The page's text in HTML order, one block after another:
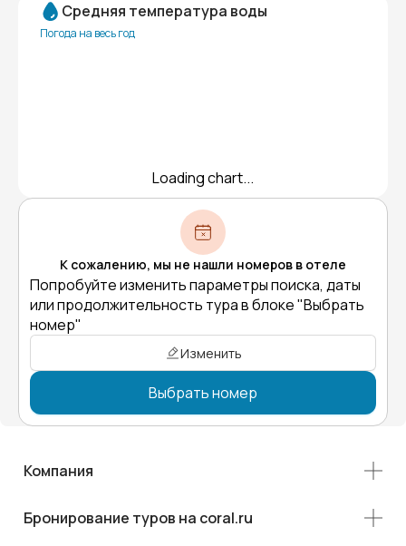
Средняя температура воды
Погода на весь год
Loading chart...
К сожалению, мы не нашли номеров в отеле
Попробуйте изменить параметры поиска, даты
или продолжительность тура в блоке "Выбрать
номер"
Изменить
Выбрать номер
Компания
Бронирование туров на coral.ru